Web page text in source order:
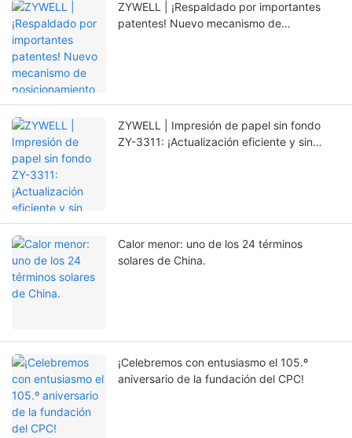
ZYWELL | ¡Respaldado por importantes
patentes! Nuevo mecanismo de
ZYWELL | Impresión de papel sin fondo
ZY-3311: ¡Actualización eficiente y sin
Calor menor: uno de los 24 términos
solares de China.
¡Celebremos con entusiasmo el 105.º
aniversario de la fundación del CPC!